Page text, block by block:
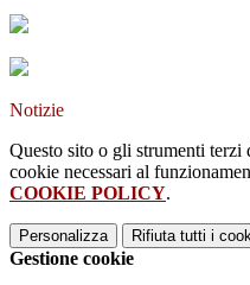
Notizie
Questo sito o gli strumenti
cookie necessari al
COOKIE POLICY.
Personalizza Rifiuta tutti i
Gestione cookie